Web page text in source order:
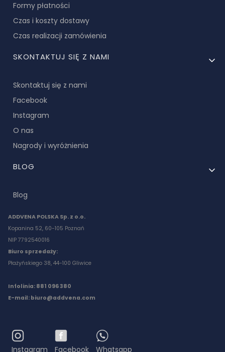
Formy płatności
Czas i koszty dostawy
Czas realizacji zamówienia
SKONTAKTUJ SIĘ Z NAMI
Skontaktuj się z nami
Facebook
Instagram
O nas
Nagrody i wyróżnienia
BLOG
Blog
ADDVENA POLSKA Sp. z o.o.
Kopanina 52, 60-105 Poznań
NIP 7792540016
Biuro sprzedaży:
Płażyńskiego 38, 44-100 Gliwice
Infolinia: 881 096 380
E-mail: biuro@addvena.com
Instagram Facebook Whatsapp